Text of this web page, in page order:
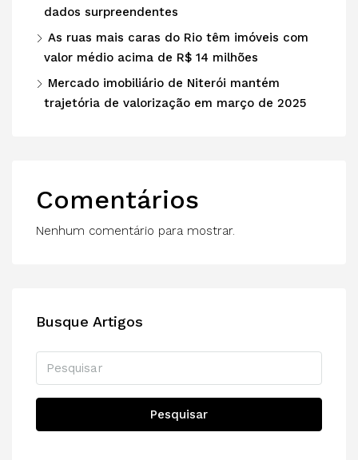
dados surpreendentes
As ruas mais caras do Rio têm imóveis com
valor médio acima de R$ 14 milhões
Mercado imobiliário de Niterói mantém
trajetória de valorização em março de 2025
Comentários
Nenhum comentário para mostrar.
Busque Artigos
Pesquisar